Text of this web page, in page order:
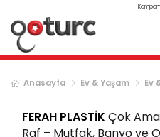
Anasayfa Ev & Yaşam Ev
FERAH PLASTİK Çok
Raf – Mutfak, Banyo ve